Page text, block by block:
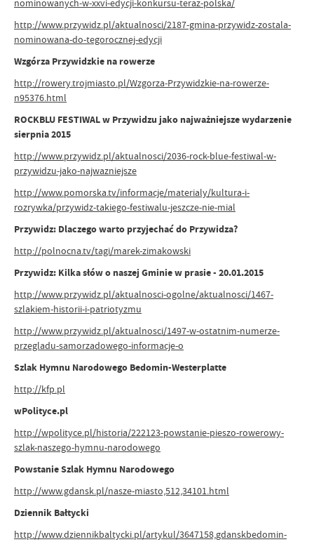
nominowanych-w-xxvi-edycji-konkursu-teraz-polska/
http://www.przywidz.pl/aktualnosci/2187-gmina-przywidz-zostala-
nominowana-do-tegorocznej-edycji
Wzgórza Przywidzkie na rowerze
http://rowery.trojmiasto.pl/Wzgorza-Przywidzkie-na-rowerze-
n95376.html
ROCKBLU FESTIWAL w Przywidzu jako najważniejsze wydarzenie
sierpnia 2015
http://www.przywidz.pl/aktualnosci/2036-rock-blue-festiwal-w-
przywidzu-jako-najwazniejsze
http://www.pomorska.tv/informacje/materialy/kultura-i-
rozrywka/przywidz-takiego-festiwalu-jeszcze-nie-mial
Przywidz: Dlaczego warto przyjechać do Przywidza?
http://polnocna.tv/tagi/marek-zimakowski
Przywidz: Kilka słów o naszej Gminie w prasie - 20.01.2015
http://www.przywidz.pl/aktualnosci-ogolne/aktualnosci/1467-
szlakiem-historii-i-patriotyzmu
http://www.przywidz.pl/aktualnosci/1497-w-ostatnim-numerze-
przegladu-samorzadowego-informacje-o
Szlak Hymnu Narodowego Bedomin-Westerplatte
http://kfp.pl
wPolityce.pl
http://wpolityce.pl/historia/222123-powstanie-pieszo-rowerowy-
szlak-naszego-hymnu-narodowego
Powstanie Szlak Hymnu Narodowego
http://www.gdansk.pl/nasze-miasto,512,34101.html
Dziennik Bałtycki
http://www.dziennikbaltycki.pl/artykul/3647158,gdanskbedomin-